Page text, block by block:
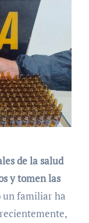
de la salud
y tomen las
un familiar ha